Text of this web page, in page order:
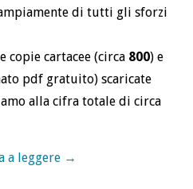
di tutti gli sforzi
copie cartacee (circa 800) e
pdf gratuito) scaricate
alla cifra totale di circa
a leggere →